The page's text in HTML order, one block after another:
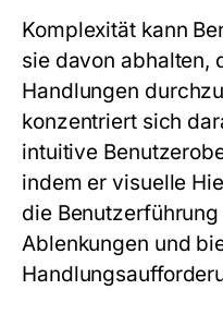
Komplexität kann
sie davon abhalten,
Handlungen
konzentriert sich
intuitive
indem er visuelle
die
Ablenkungen und